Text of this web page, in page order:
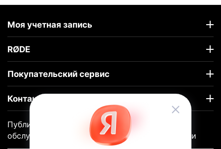
Моя учетная запись
RØDE
Покупательский сервис
Контакты
Публичный договор-оферты
Гарантийное
обслуживание |
Политика конфиденциальности